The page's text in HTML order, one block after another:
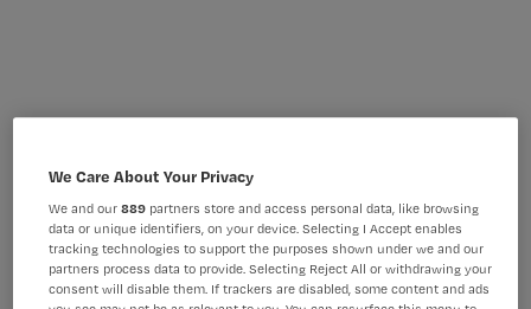
VAKGEBIED FUNCTIE
Ziekenhuis Niet nader bepaald
PLAATSINGSDATUM
4 november 2024
NIVEAU
Overig
We Care About Your Privacy
We and our889 partners store and access personal data, like browsing
data or unique identifiers, on your device. Selecting I Accept enables
tracking technologies to support the purposes shown under we and our
partners process data to provide. Selecting Reject All or withdrawing your
consent will disable them. If trackers are disabled, some content and ads